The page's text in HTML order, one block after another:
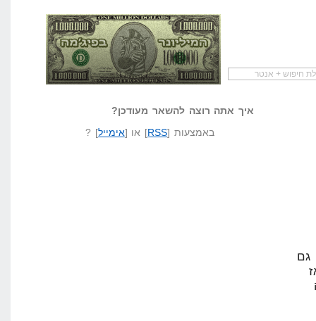
שאל שאלה המיליונר בפיג'מה שיווק שותפים
גם
איך אתה רוצה להשאר מעודכן?
באמצעות [RSS] או [אימייל] ?